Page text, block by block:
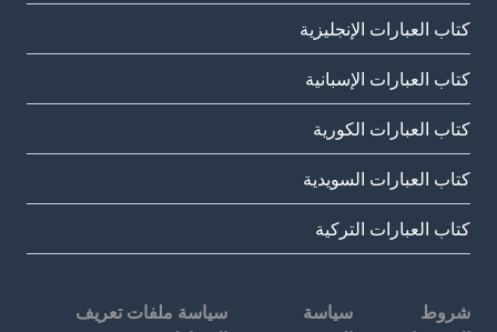
كتاب العبارات الإنجليزية
كتاب العبارات الإسبانية
كتاب العبارات الكورية
كتاب العبارات السويدية
كتاب العبارات التركية
شروط
سياسة
سياسة ملفات تعريف